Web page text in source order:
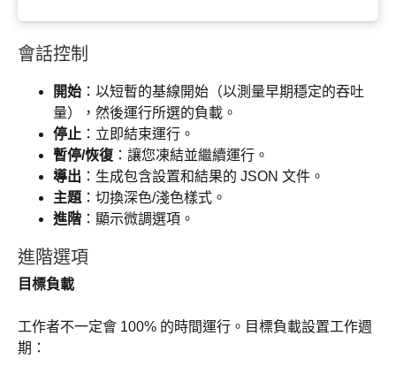
會話控制
開始 ：以短暫的基線開始（以測量早期穩定的吞吐
量），然後運行所選的負載。
停止 ：立即結束運行。
暫停/恢復 ：讓您凍結並繼續運行。
導出 ：生成包含設置和結果的 JSON 文件。
主題 ：切換深色/淺色樣式。
進階 ：顯示微調選項。
進階選項
目標負載
工作者不一定會 100% 的時間運行。目標負載設置工作週
期：